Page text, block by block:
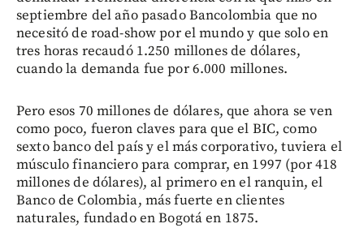
septiembre del año pasado Bancolombia que no
necesitó de road-show por el mundo y que solo en
tres horas recaudó 1.250 millones de dólares,
cuando la demanda fue por 6.000 millones.
Pero esos 70 millones de dólares, que ahora se ven
como poco, fueron claves para que el BIC, como
sexto banco del país y el más corporativo, tuviera el
músculo financiero para comprar, en 1997 (por 418
millones de dólares), al primero en el ranquin, el
Banco de Colombia, más fuerte en clientes
naturales, fundado en Bogotá en 1875.